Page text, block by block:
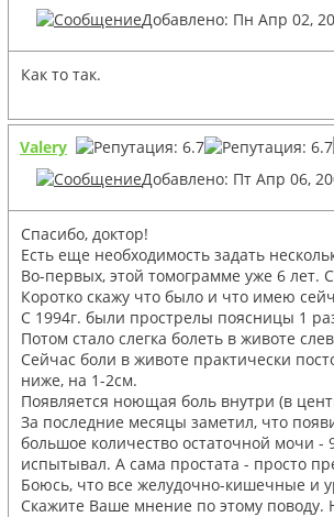
Добавлено: Пн Апр 02,
Как то так.
Valery
Добавлено: Пт Апр 06,
Спасибо, доктор!
Есть еще необходимость задать
Во-первых, этой томограмме уже 6 лет.
Коротко скажу что было и что имею
С 1994г. были прострелы поясницы 1
Потом стало слегка болеть в животе
Сейчас боли в животе практически
ниже, на 1-2см.
Появляется ноющая боль внутри (в
За последние месяцы заметил, что
большое количество остаточной мочи -
испытывал. А сама простата - просто
Боюсь, что все желудочно-кишечные и
Скажите Ваше мнение по этому поводу.